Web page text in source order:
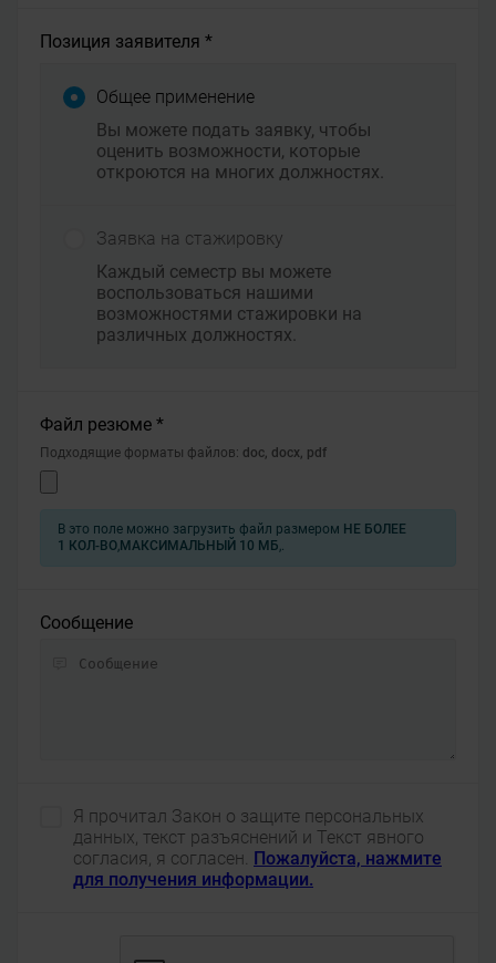
Позиция заявителя *
Общее применение
Вы можете подать заявку, чтобы
оценить возможности, которые
откроются на многих должностях.
Заявка на стажировку
Каждый семестр вы можете
воспользоваться нашими
возможностями стажировки на
различных должностях.
Файл резюме *
Подходящие форматы файлов: doc, docx, pdf
В это поле можно загрузить файл размером НЕ БОЛЕЕ
1 КОЛ-ВО МАКСИМАЛЬНЫЙ 10 МБ
Сообщение
Я прочитал Закон о защите персональных
данных, текст разъяснений и Текст явного
согласия, я согласен. Пожалуйста, нажмите
для получения информации.